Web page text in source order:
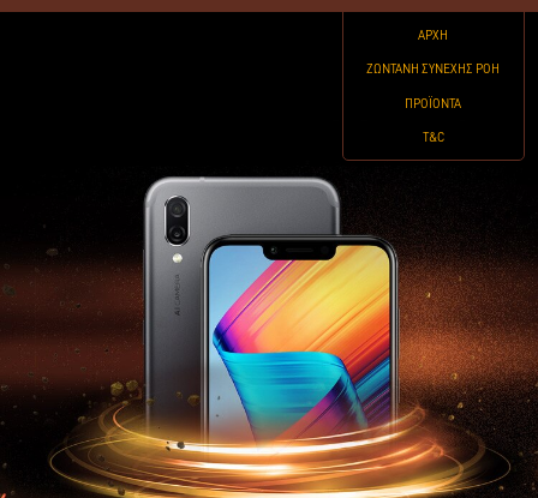
ΑΡΧΗ
ΖΩΝΤΑΝΗ ΣΥΝΕΧΗΣ ΡΟΗ
ΠΡΟΪΟΝΤΑ
T&C